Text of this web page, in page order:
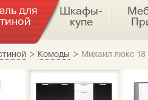
для Шкафы-
купе
> Комоды > Михаил люкс 18